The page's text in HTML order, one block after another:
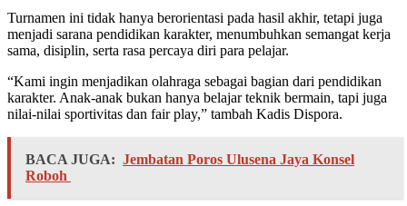
Turnamen ini tidak hanya berorientasi pada hasil akhir, tetapi juga
menjadi sarana pendidikan karakter, menumbuhkan semangat kerja
sama, disiplin, serta rasa percaya diri para pelajar.
“Kami ingin menjadikan olahraga sebagai bagian dari pendidikan
karakter. Anak-anak bukan hanya belajar teknik bermain, tapi juga
nilai-nilai sportivitas dan fair play,” tambah Kadis Dispora.
BACA JUGA: Jembatan Poros Ulusena Jaya Konsel
Roboh